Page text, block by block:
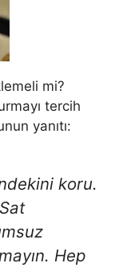
mi?
tercih
yanıtı:
koru.
Hep